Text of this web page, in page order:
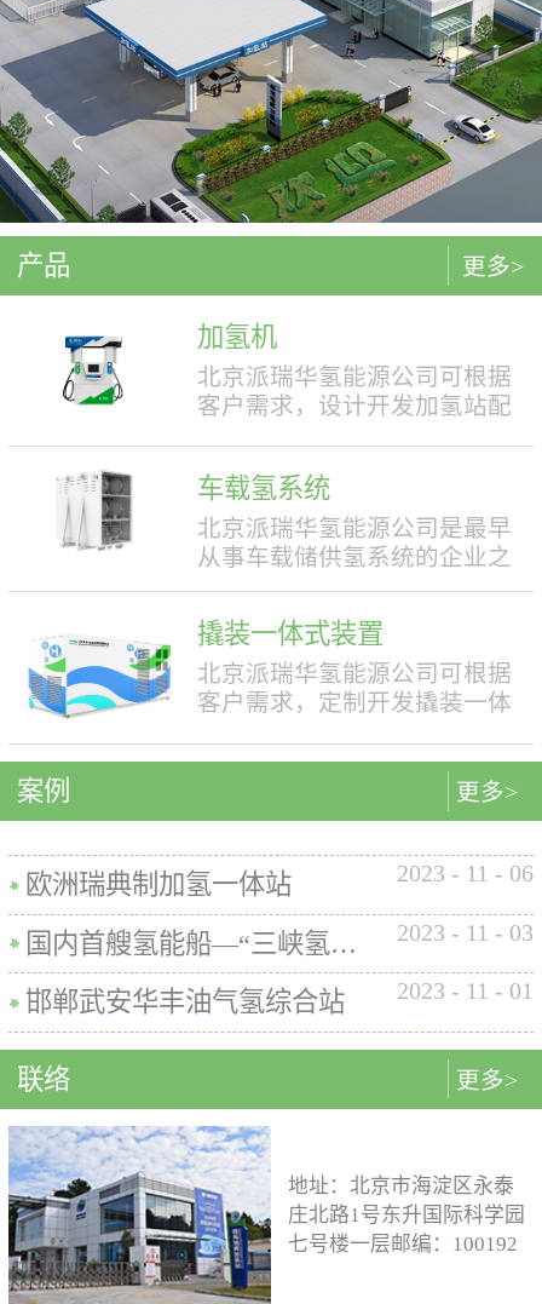
产品
加氢机
北京派瑞华氢能源公司可根据
客户需求，设计开发加氢站配
结构设计合理，便于操作，外
形美观，安全性强。具有双面
液晶显示屏，能支持IC卡、移
需求，定制满足中国标准（例
如GB50516, GB/T 43674等）、
欧盟标准（例如IEC 60069, EN
内的使用要求。公司的产品已
在国内、欧盟、日本、塞尔维
数表常规工作压力等级35MPa /
70MPa / 35&70MPa流量范围
0.1~7.2 kg/min计量精度±1%可
选加氢枪TK16或TK17或TK25
加氢枪数量单枪或双枪红外通
讯可选配预冷可选配防爆等级
（参考）II 3 G Ex h ia db mb eb
车载氢系统
北京派瑞华氢能源公司是最早
从事车载储供氢系统的企业之
一，拥有丰富的车载储供氢系
统项目经验，公司具有5000套
年生产能力。公司可根据客户
需求，对不同车型提供合理且
最优的设计方案，并根据安装
求进行定制化的设计，为客户
匹配最佳的设计方案。车载氢
系统设计制造遵循GB/T
26990、GB/T 29126、GB/T
24549等标准。公司车载氢系统
氢系统主要包括加氢模块、储
氢模块、供氢模块以及控制模
块。车载储供氢系统所有管
路、阀门及接头等采用不与高
压氢气介质发生化学反应的材
料。电气元件及线束均具有防
水、阻燃防爆的功能；车载储
供氢系统及其附属零部件均通
过高低温、盐雾、IP防护等级
等相关型式试验，以保证氢系
统的安全性及稳定性；氢系统
支架、加注口等均通过检验验
证；系统具备防过压、防过
撬装一体式装置
北京派瑞华氢能源公司可根据
客户需求，定制开发撬装一体
体可细分为大型撬装装置、小
型撬装装置、制氢加氢一体机
和小型加氢装置，以上装置在
国内、欧盟、日本等地得到应
用。撬装一体式制氢、储氢、
地小，节省空间，维护维修方
便。2. 各模块紧密融合，运行
效率高。3. 节能环保。撬装一
体式装置性能参数表制氢能力
500Nm3以下加氢等级
100~1000kg/d氢气压缩额定工作
压力45MPa/87.5MPa氢气加注额
定工作压力35MPa/70MPa环境
温度-40~+50℃参考标准T/ZSA
235-2024, GB50516, GB 50177,
GB/T 43674, IEC 60069, EN ISO
80079等。
更多>
案例
欧洲瑞典制加氢一体站 2023 - 11 - 06
国内首艘氢能船—“三峡氢舟1”号船载氢系统 2023 - 11 - 03
邯郸武安华丰油气氢综合站 2023 - 11 - 01
更多>
更多>
联络
地址：北京市海淀区永泰
庄北路1号东升国际科学园
七号楼一层邮编：100192